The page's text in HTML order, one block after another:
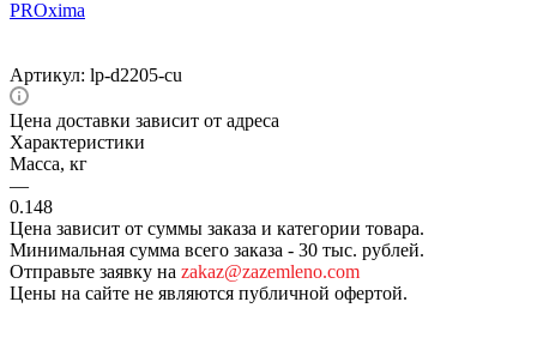
Артикул: lp-d2205-cu
Цена доставки зависит от адреса
Характеристики
Масса, кг
—
0.148
Цена зависит от суммы заказа и категории товара.
Минимальная сумма всего заказа - 30 тыс. рублей.
Отправьте заявку на zakaz@zazemleno.com
Цены на сайте не являются публичной офертой.